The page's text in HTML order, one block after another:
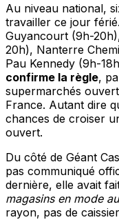
Au niveau national,
travailler ce jour
Guyancourt (9h-
20h), Nanterre
Pau Kennedy (9h-
confirme la règle,
supermarchés
France. Autant dire
chances de croiser
ouvert.
Du côté de Géant
pas communiqué
dernière, elle avait
magasins en mode
rayon, pas de